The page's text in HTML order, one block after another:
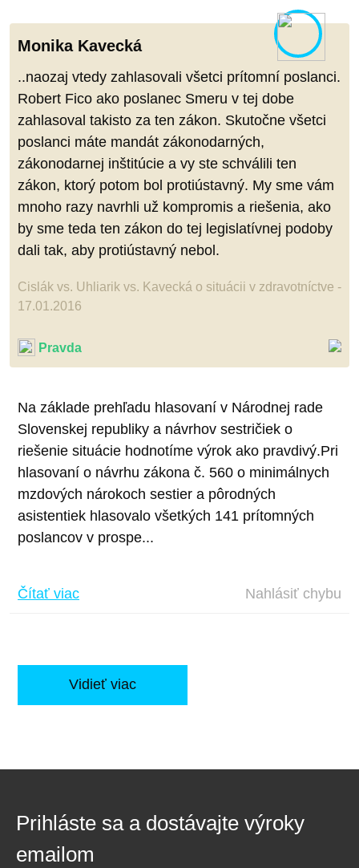
Monika Kavecká
..naozaj vtedy zahlasovali všetci prítomní poslanci.
Robert Fico ako poslanec Smeru v tej dobe
zahlasoval takisto za ten zákon. Skutočne všetci
poslanci máte mandát zákonodarných,
zákonodarnej inštitúcie a vy ste schválili ten
zákon, ktorý potom bol protiústavný. My sme vám
mnoho razy navrhli už kompromis a riešenia, ako
by sme teda ten zákon do tej legislatívnej podoby
dali tak, aby protiústavný nebol.
Cislák vs. Uhliarik vs. Kavecká o situácii v zdravotníctve -
17.01.2016
Pravda
Na základe prehľadu hlasovaní v Národnej rade
Slovenskej republiky a návrhov sestričiek o
riešenie situácie hodnotíme výrok ako pravdivý.Pri
hlasovaní o návrhu zákona č. 560 o minimálnych
mzdových nárokoch sestier a pôrodných
asistentiek hlasovalo všetkých 141 prítomných
poslancov v prospe...
Čítať viac Nahlásiť chybu
Vidieť viac
Prihláste sa a dostávajte výroky
emailom